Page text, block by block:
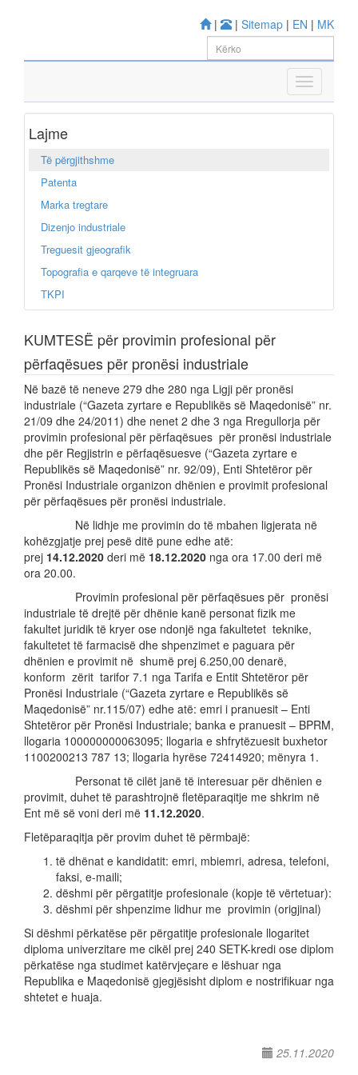
| | Sitemap | EN | MK
Lajme
Të përgjithshme
Patenta
Marka tregtare
Dizenjo industriale
Treguesit gjeografik
Topografia e qarqeve të integruara
TKPI
KUMTESË për provimin profesional për
përfaqësues për pronësi industriale
Në bazë të neneve 279 dhe 280 nga Ligji për pronësi
industriale (“Gazeta zyrtare e Republikës së Maqedonisë” nr.
21/09 dhe 24/2011) dhe nenet 2 dhe 3 nga Rregullorja për
provimin profesional për përfaqësues për pronësi industriale
dhe për Regjistrin e përfaqësuesve (“Gazeta zyrtare e
Republikës së Maqedonisë” nr. 92/09), Enti Shtetëror për
Pronësi Industriale organizon dhënien e provimit profesional
për përfaqësues për pronësi industriale.
Në lidhje me provimin do të mbahen ligjerata në
kohëzgjatje prej pesë ditë pune edhe atë:
prej 14.12.2020 deri më 18.12.2020 nga ora 17.00 deri më
ora 20.00.
Provimin profesional për përfaqësues për pronësi
industriale të drejtë për dhënie kanë personat fizik me
fakultet juridik të kryer ose ndonjë nga fakultetet teknike,
fakultetet të farmacisë dhe shpenzimet e paguara për
dhënien e provimit në shumë prej 6.250,00 denarë,
konform zërit tarifor 7.1 nga Tarifa e Entit Shtetëror për
Pronësi Industriale (“Gazeta zyrtare e Republikës së
Maqedonisë” nr.115/07) edhe atë: emri i pranuesit – Enti
Shtetëror për Pronësi Industriale; banka e pranuesit – BPRM,
llogaria 100000000063095; llogaria e shfrytëzuesit buxhetor
1100200213 787 13; llogaria hyrëse 72414920; mënyra 1.
Personat të cilët janë të interesuar për dhënien e
provimit, duhet të parashtrojnë fletëparaqitje me shkrim në
Ent më së voni deri më 11.12.2020.
Fletëparaqitja për provim duhet të përmbajë:
të dhënat e kandidatit: emri, mbiemri, adresa, telefoni,
faksi, e-maili;
dëshmi për përgatitje profesionale (kopje të vërtetuar):
dëshmi për shpenzime lidhur me provimin (origjinal)
Si dëshmi përkatëse për përgatitje profesionale llogaritet
diploma univerzitare me cikël prej 240 SETK-kredi ose diplom
përkatëse nga studimet katërvjeçare e lëshuar nga
Republika e Maqedonisë gjegjësisht diplom e nostrifikuar nga
shtetet e huaja.
25.11.2020